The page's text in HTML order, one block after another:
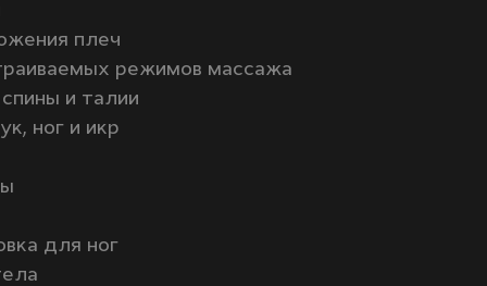
плеч
режимов массажа
и талии
ног и икр
для ног